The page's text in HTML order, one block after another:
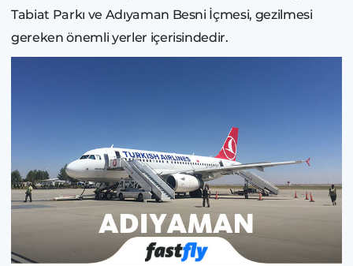
Tabiat Parkı ve Adıyaman Besni İçmesi, gezilmesi
gereken önemli yerler içerisindedir.